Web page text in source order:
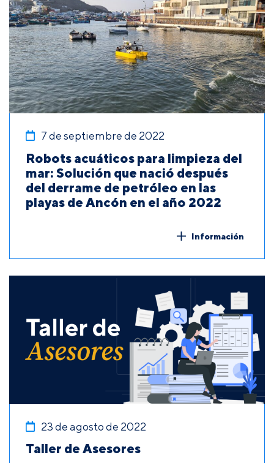
7 de septiembre de 2022
Robots acuáticos para limpieza del
mar: Solución que nació después
del derrame de petróleo en las
playas de Ancón en el año 2022
Información
23 de agosto de 2022
Taller de Asesores